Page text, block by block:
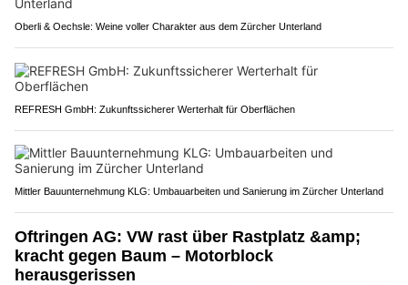
Oberli & Oechsle: Weine voller Charakter aus dem Zürcher Unterland
REFRESH GmbH: Zukunftssicherer Werterhalt für Oberflächen
Mittler Bauunternehmung KLG: Umbauarbeiten und Sanierung im Zürcher Unterland
Oftringen AG: VW rast über Rastplatz &amp;
kracht gegen Baum – Motorblock
herausgerissen